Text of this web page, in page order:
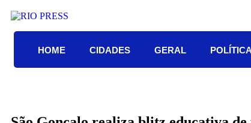
HOME CIDADES GERAL POLÍTICA